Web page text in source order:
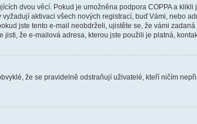
dvou věcí. Pokud je umožněna podpora COPPA a klikli
aktivaci všech nových registrací, buď Vámi, nebo
jste tento e-mail neobdrželi, ujistěte se, že vámi
že e-mailová adresa, kterou jste použili je platná,
že se pravidelně odstraňují uživatelé, kteří ničím